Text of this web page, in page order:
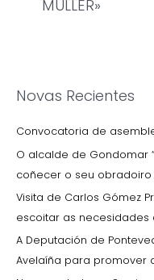
MULLER»
Novas Recientes
Convocatoria de
O alcalde de Gondomar
coñecer o seu
Visita de Carlos Gómez
escoitar as necesidades
A Deputación de
Avelaíña para promover